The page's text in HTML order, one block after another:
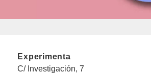
Experimenta
C/ Investigación, 7